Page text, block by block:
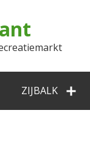
ZIJBALK